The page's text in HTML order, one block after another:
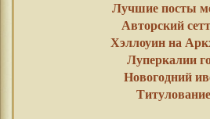
Лучшие посты
Авторский
Хэллоуин на
Луперкалии
Новогодний